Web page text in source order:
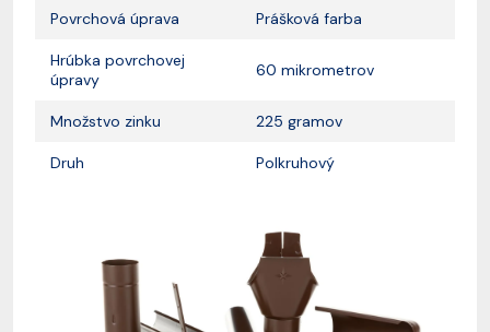
Povrchová úprava Prášková farba
Hrúbka povrchovej
úpravy
60 mikrometrov
Množstvo zinku 225 gramov
Druh Polkruhový